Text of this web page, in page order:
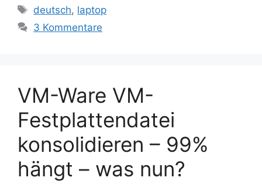
Schlagwörter
deutsch, laptop
3 Kommentare
VM-Ware VM-
Festplattendatei
konsolidieren – 99%
hängt – was nun?